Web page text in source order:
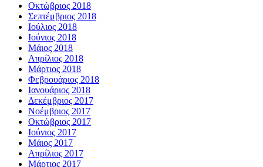
Οκτώβριος 2018
Σεπτέμβριος 2018
Ιούλιος 2018
Ιούνιος 2018
Μάιος 2018
Απρίλιος 2018
Μάρτιος 2018
Φεβρουάριος 2018
Ιανουάριος 2018
Δεκέμβριος 2017
Νοέμβριος 2017
Οκτώβριος 2017
Ιούνιος 2017
Μάιος 2017
Απρίλιος 2017
Μάρτιος 2017